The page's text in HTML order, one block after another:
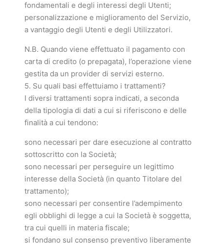
fondamentali e degli interessi degli Utenti;
personalizzazione e miglioramento del Servizio,
a vantaggio degli Utenti e degli Utilizzatori.
N.B. Quando viene effettuato il pagamento con
carta di credito (o prepagata), l’operazione viene
gestita da un provider di servizi esterno.
5. Su quali basi effettuiamo i trattamenti?
I diversi trattamenti sopra indicati, a seconda
della tipologia di dati a cui si riferiscono e delle
finalità a cui tendono:
sono necessari per dare esecuzione al contratto
sottoscritto con la Società;
sono necessari per perseguire un legittimo
interesse della Società (in quanto Titolare del
trattamento);
sono necessari per consentire l’adempimento
egli obblighi di legge a cui la Società è soggetta,
tra cui quelli in materia fiscale;
si fondano sul consenso preventivo liberamente